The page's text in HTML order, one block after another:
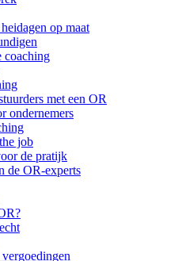
op maat
coaching
met een OR
ondernemers
job
de pratijk
de OR-experts